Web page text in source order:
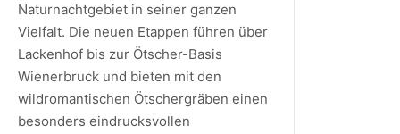
Naturnachtgebiet in seiner ganzen
Vielfalt. Die neuen Etappen führen über
Lackenhof bis zur Ötscher-Basis
Wienerbruck und bieten mit den
wildromantischen Ötschergräben einen
besonders eindrucksvollen